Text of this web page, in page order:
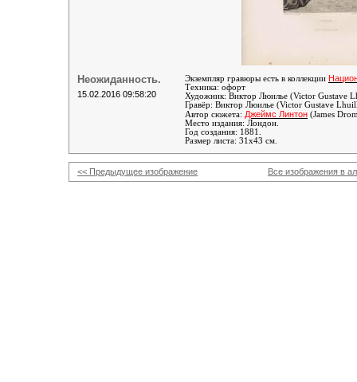
Неожиданность.
15.02.2016 09:58:20
Экземпляр гравюры есть в коллекции
Техника: офорт
Художник: Виктор Люилье (Victor Gustave
Гравёр: Виктор Люилье (Victor Gustave
Автор сюжета: Джеймс Линтон (James
Место издания: Лондон.
Год создания: 1881.
Размер листа: 31х43 см.
<< Предыдущее изображение Все изображения в